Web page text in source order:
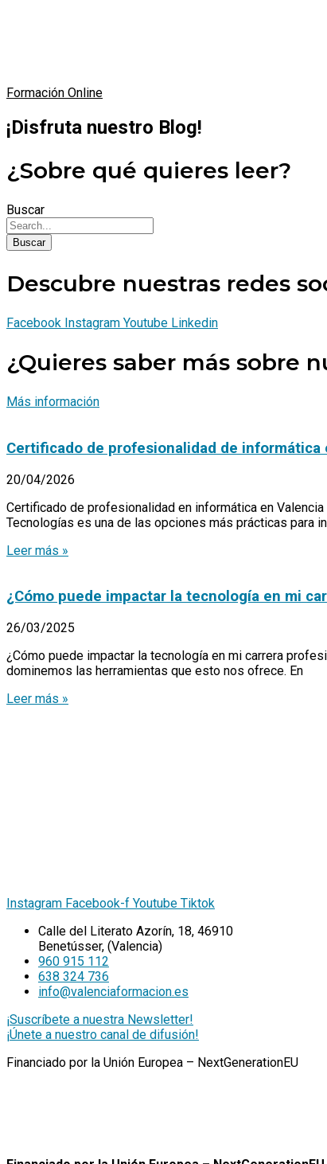
Formación Online
¡Disfruta nuestro Blog!
¿Sobre qué quieres leer?
Buscar
Buscar
Descubre nuestras redes
Facebook Instagram Youtube Linkedin
¿Quieres saber más sobre
Más información
Certificado de profesionalidad de informática
20/04/2026
Certificado de profesionalidad en informática en
Tecnologías es una de las opciones más prácticas para
Leer más »
¿Cómo puede impactar la tecnología en mi
26/03/2025
¿Cómo puede impactar la tecnología en mi carrera
dominemos las herramientas que esto nos ofrece. En
Leer más »
Instagram Facebook-f Youtube Tiktok
Calle del Literato Azorín, 18, 46910
Benetússer, (Valencia)
960 915 112
638 324 736
info@valenciaformacion.es
¡Suscríbete a nuestra Newsletter!
¡Únete a nuestro canal de difusión!
Financiado por la Unión Europea – NextGenerationEU